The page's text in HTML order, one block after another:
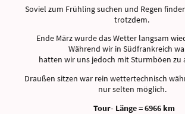
Soviel zum Frühling suchen und Regen
trotzdem.
Ende März wurde das Wetter langsam
Während wir in Südfrankreich
hatten wir uns jedoch mit Sturmböen zu
Draußen sitzen war rein wettertechnisch
nur selten möglich.
Tour- Länge = 6966 km